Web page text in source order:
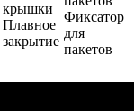
Плавное
закрытие
Фиксатор
для
пакетов